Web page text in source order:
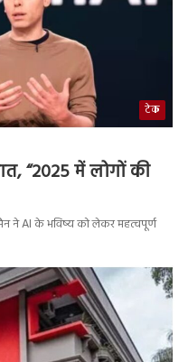
टेक
“2025 में लोगों की
AI के भविष्य को लेकर महत्वपूर्ण